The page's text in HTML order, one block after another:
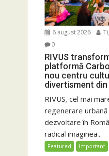
6 august 2026
0
RIVUS
platformă
nou centru
divertisment
RIVUS, cel mai
regenerare
dezvoltare în
radical imaginea...
Featured Important